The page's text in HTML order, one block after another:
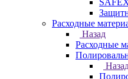
Расходные
Назад
Расходные